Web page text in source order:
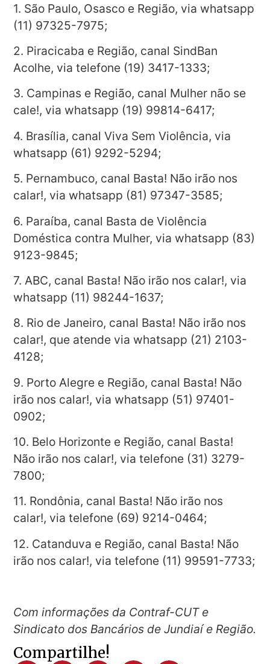
1. São Paulo, Osasco e Região, via whatsapp
(11) 97325-7975;
2. Piracicaba e Região, canal SindBan
Acolhe, via telefone (19) 3417-1333;
3. Campinas e Região, canal Mulher não se
cale!, via whatsapp (19) 99814-6417;
4. Brasília, canal Viva Sem Violência, via
whatsapp (61) 9292-5294;
5. Pernambuco, canal Basta! Não irão nos
calar!, via whatsapp (81) 97347-3585;
6. Paraíba, canal Basta de Violência
Doméstica contra Mulher, via whatsapp (83)
9123-9845;
7. ABC, canal Basta! Não irão nos calar!, via
whatsapp (11) 98244-1637;
8. Rio de Janeiro, canal Basta! Não irão nos
calar!, que atende via whatsapp (21) 2103-
4128;
9. Porto Alegre e Região, canal Basta! Não
irão nos calar!, via whatsapp (51) 97401-
0902;
10. Belo Horizonte e Região, canal Basta!
Não irão nos calar!, via telefone (31) 3279-
7800;
11. Rondônia, canal Basta! Não irão nos
calar!, via telefone (69) 9214-0464;
12. Catanduva e Região, canal Basta! Não
irão nos calar!, via telefone (11) 99591-7733;
Com informações da Contraf-CUT e
Sindicato dos Bancários de Jundiaí e Região.
Compartilhe!